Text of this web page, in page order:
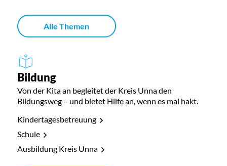
Alle Themen
Bildung
Von der Kita an begleitet der Kreis Unna den
Bildungsweg – und bietet Hilfe an, wenn es mal hakt.
Kindertagesbetreuung
Schule
Ausbildung Kreis Unna